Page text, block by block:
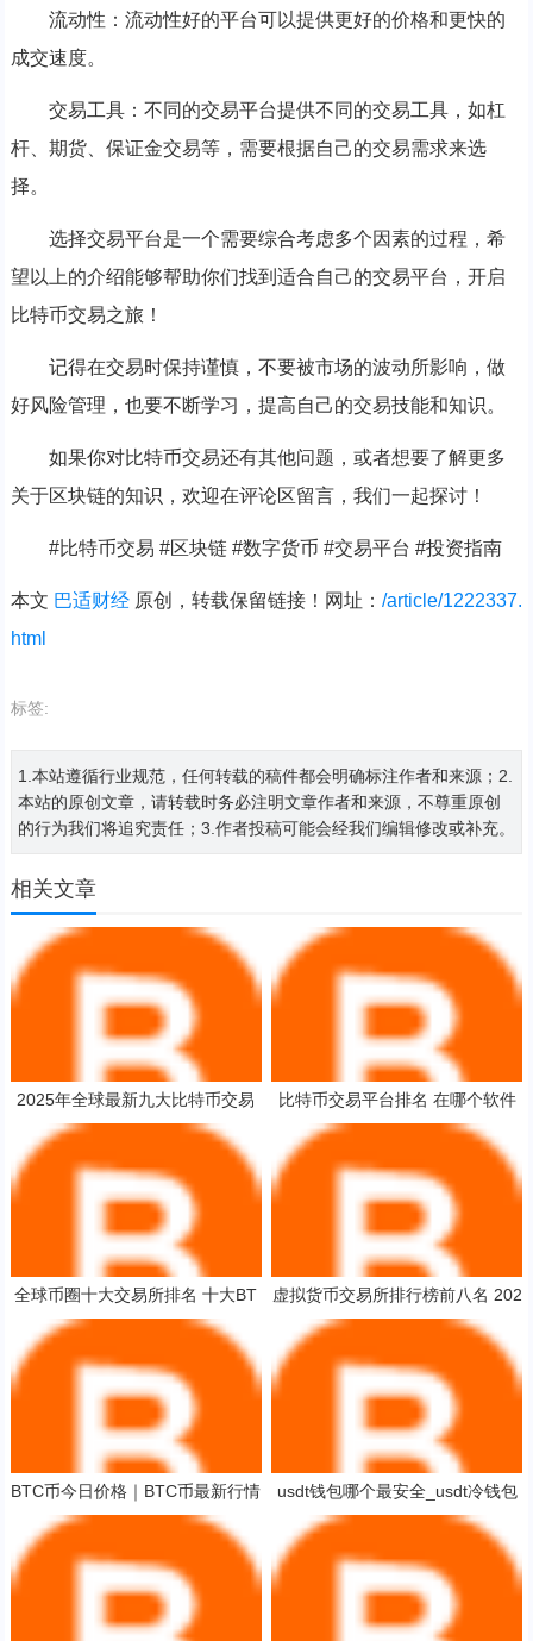
流动性：流动性好的平台可以提供更好的价格和更快的
成交速度。
交易工具：不同的交易平台提供不同的交易工具，如杠
杆、期货、保证金交易等，需要根据自己的交易需求来选
择。
选择交易平台是一个需要综合考虑多个因素的过程，希
望以上的介绍能够帮助你们找到适合自己的交易平台，开启
比特币交易之旅！
记得在交易时保持谨慎，不要被市场的波动所影响，做
好风险管理，也要不断学习，提高自己的交易技能和知识。
如果你对比特币交易还有其他问题，或者想要了解更多
关于区块链的知识，欢迎在评论区留言，我们一起探讨！
#比特币交易 #区块链 #数字货币 #交易平台 #投资指南
本文 巴适财经原创，转载保留链接！网址： /article/1222337.
html
标签:
1.本站遵循行业规范，任何转载的稿件都会明确标注作者和来源；2.
本站的原创文章，请转载时务必注明文章作者和来源，不尊重原创
的行为我们将追究责任；3.作者投稿可能会经我们编辑修改或补充。
相关文章
2025年全球最新九大比特币交易
平台排名 世界9大区块链交易
比特币交易平台排名 在哪个软件
里买数字货币
全球币圈十大交易所排名 十大BT
C交易所排行榜
虚拟货币交易所排行榜前八名 202
5全球币圈8大交易所排行
BTC币今日价格｜BTC币最新行情
｜BTC币最新走势
usdt钱包哪个最安全_usdt冷钱包
排名V6.1.17